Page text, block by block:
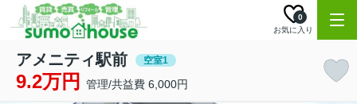
お気に入り
0
アメニティ駅前 空室1
9.2万円 管理/共益費 6,000円